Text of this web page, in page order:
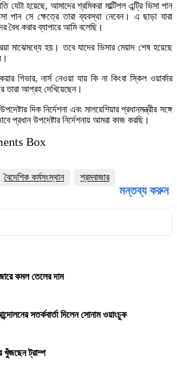
হয়েছে, আমাদের শ্রমিকরা মাল্টিপল এন্ট্রি ভিসা পান
পান সে ক্ষেত্রে তারা ব্যবস্থা নেবেন। এ ছাড়া যারা
বৈধ করার ব্যাপারে আমি বলেছি।
মাঝেমধ্যে হয়। তবে যাদের ভিসার মেয়াদ শেষ হয়েছে
গিভার, নার্স নেওয়া যায় কি না কিংবা স্কিল ওয়ার্কার
তারা আগ্রহ দেখিয়েছেন।
দিক নির্দেশনা এবং মালয়েশিয়ার প্রধানমন্ত্রীর সঙ্গে
প্রধান উপদেষ্টার নির্দেশনায় আমরা কাজ করছি।
Box
বৈদেশিক কর্মসংস্থান শ্রমবাজার
মন্তব্য করুন
কমল তেলের দাম
সতর্কবার্তা দিলেন সোনাম ওয়াংচুক
খুঁজছেন ট্রাম্প